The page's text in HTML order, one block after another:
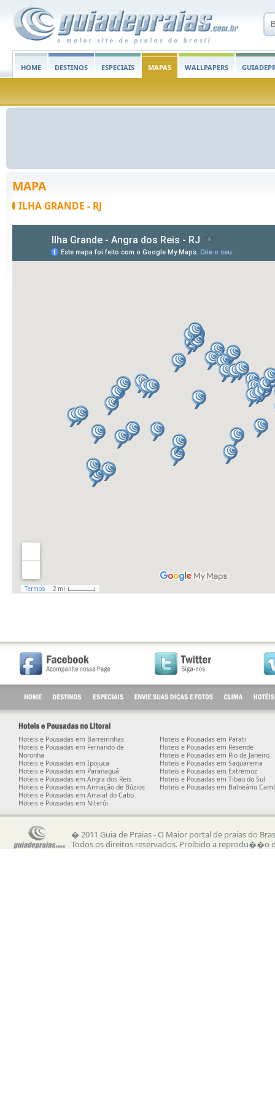
HOME DESTINOS ESPECIAIS MAPAS WALLPAPERS
MAPA
ILHA GRANDE - RJ
Hoteis e Pousadas em Barreirinhas
Hoteis e Pousadas em Fernando de
Noronha
Hoteis e Pousadas em Ipojuca
Hoteis e Pousadas em Paranaguá
Hoteis e Pousadas em Angra dos Reis
Hoteis e Pousadas em Armação de Búzios
Hoteis e Pousadas em Arraial do Cabo
Hoteis e Pousadas em Niterói
Hoteis e Pousadas em Parati
Hoteis e Pousadas em Resende
Hoteis e Pousadas em Rio de Janeiro
Hoteis e Pousadas em Saquarema
Hoteis e Pousadas em Extremoz
Hoteis e Pousadas em Tibau do Sul
Hoteis e Pousadas em Balneário
� 2011 Guia de Praias - O Maior portal de praias do
Todos os direitos reservados. Proibido a reprodu��o